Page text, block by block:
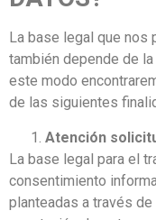
La base legal que nos
también depende de
este modo
de las siguientes
Atención
La base legal para el
consentimiento
planteadas a través